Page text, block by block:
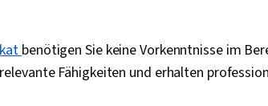
von
Entwicklung,
benötigen Sie keine Vorkenntnisse im
Fähigkeiten und erhalten